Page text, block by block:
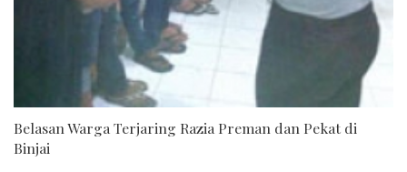
Belasan Warga Terjaring Razia Preman dan Pekat di
Binjai